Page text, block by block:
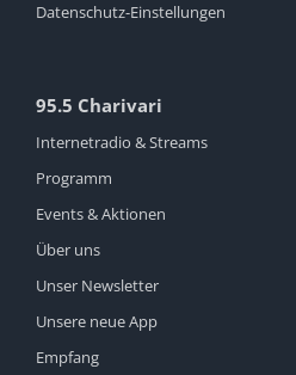
Datenschutz-Einstellungen
95.5 Charivari
Internetradio & Streams
Programm
Events & Aktionen
Über uns
Unser Newsletter
Unsere neue App
Empfang